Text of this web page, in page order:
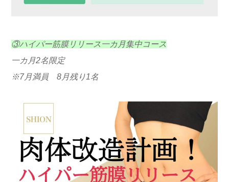
③ハイパー筋膜リリース一カ月集中コース
一カ月2名限定
※7月満員 8月残り1名